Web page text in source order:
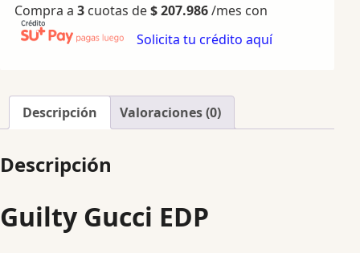
Compra a 3 cuotas de$207.986/mes con
Solicita tu crédito aquí
Descripción Valoraciones (0)
Descripción
Guilty Gucci EDP